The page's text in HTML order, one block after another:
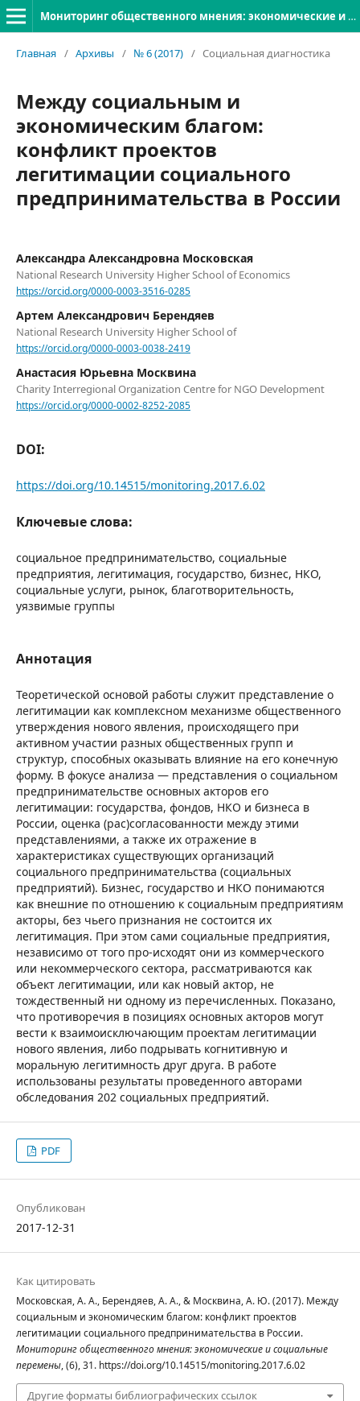
Мониторинг общественного мнения: экономические и социальные перемены
Главная / Архивы / № 6 (2017) / Социальная диагностика
Между социальным и
экономическим благом:
конфликт проектов
легитимации социального
предпринимательства в России
Александра Александровна Московская
National Research University Higher School of Economics
https://orcid.org/0000-0003-3516-0285
Артем Александрович Берендяев
National Research University Higher School of
https://orcid.org/0000-0003-0038-2419
Анастасия Юрьевна Москвина
Charity Interregional Organization Centre for NGO Development
https://orcid.org/0000-0002-8252-2085
DOI:
https://doi.org/10.14515/monitoring.2017.6.02
Ключевые слова:
социальное предпринимательство, социальные
предприятия, легитимация, государство, бизнес, НКО,
социальные услуги, рынок, благотворительность,
уязвимые группы
Аннотация
Теоретической основой работы служит представление о
легитимации как комплексном механизме общественного
утверждения нового явления, происходящего при
активном участии разных общественных групп и
структур, способных оказывать влияние на его конечную
форму. В фокусе анализа — представления о социальном
предпринимательстве основных акторов его
легитимации: государства, фондов, НКО и бизнеса в
России, оценка (рас)согласованности между этими
представлениями, а также их отражение в
характеристиках существующих организаций
социального предпринимательства (социальных
предприятий). Бизнес, государство и НКО понимаются
как внешние по отношению к социальным предприятиям
акторы, без чьего признания не состоится их
легитимация. При этом сами социальные предприятия,
независимо от того про-исходят они из коммерческого
или некоммерческого сектора, рассматриваются как
объект легитимации, или как новый актор, не
тождественный ни одному из перечисленных. Показано,
что противоречия в позициях основных акторов могут
вести к взаимоисключающим проектам легитимации
нового явления, либо подрывать когнитивную и
моральную легитимность друг друга. В работе
использованы результаты проведенного авторами
обследования 202 социальных предприятий.
PDF
Опубликован
2017-12-31
Как цитировать
Московская, А. А., Берендяев, А. А., & Москвина, А. Ю. (2017). Между
социальным и экономическим благом: конфликт проектов
легитимации социального предпринимательства в России.
Мониторинг общественного мнения: экономические и социальные
перемены, (6), 31. https://doi.org/10.14515/monitoring.2017.6.02
Другие форматы библиографических ссылок